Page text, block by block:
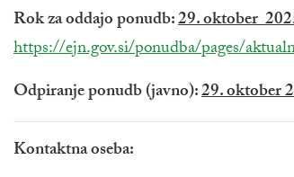
Rok za oddajo ponudb:29. oktober
https://ejn.gov.si/ponudba/pages/
Odpiranje ponudb (javno):29. oktober
Kontaktna oseba: